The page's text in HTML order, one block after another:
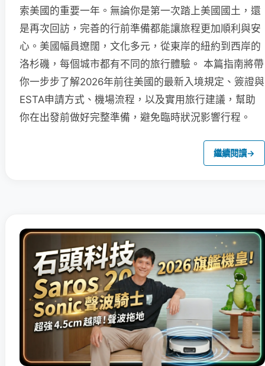
索美國的重要一年。無論你是第一次踏上美國國土，還
是再次回訪，完善的行前準備都能讓旅程更加順利與安
心。美國幅員遼闊，文化多元，從東岸的紐約到西岸的
洛杉磯，每個城市都有不同的旅行體驗。 本篇指南將帶
你一步步了解2026年前往美國的最新入境規定、簽證與
ESTA申請方式、機場流程，以及實用旅行建議，幫助
你在出發前做好完整準備，避免臨時狀況影響行程。
繼續閱讀→